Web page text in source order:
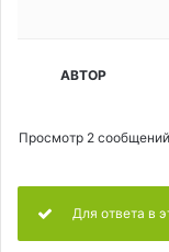
АВТОР
Просмотр 2
Для ответа в